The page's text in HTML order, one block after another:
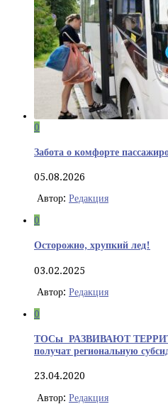
0
Забота о комфорте
05.08.2026
Автор: Редакция
0
Осторожно, хрупкий лед!
03.02.2025
Автор: Редакция
0
ТОСы РАЗВИВАЮТ
получат региональную
23.04.2020
Автор: Редакция